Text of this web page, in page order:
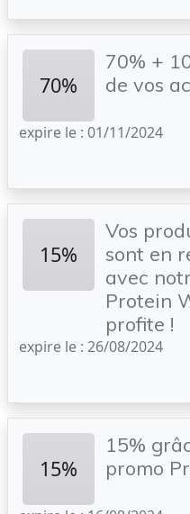
70%
70% +
de vos
expire le : 01/11/2024
15%
Vos
sont en
avec
Protein
profite !
expire le : 26/08/2024
15%
15%
promo